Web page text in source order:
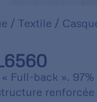
/ Textile /
Full-back ».